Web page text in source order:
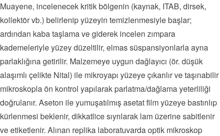
Muayene, incelenecek kritik bölgenin (kaynak, ITAB, dirsek,
kollektör vb.) belirlenip yüzeyin temizlenmesiyle başlar;
ardından kaba taşlama ve giderek incelen zımpara
kademeleriyle yüzey düzeltilir, elmas süspansiyonlarla ayna
parlaklığına getirilir. Malzemeye uygun dağlayıcı (ör. düşük
alaşımlı çelikte Nital) ile mikroyapı yüzeye çıkarılır ve taşınabilir
mikroskopla ön kontrol yapılarak parlatma/dağlama yeterliliği
doğrulanır. Aseton ile yumuşatılmış asetat film yüzeye bastırılıp
kürlenmesi beklenir, dikkatlice sıyrılarak lam üzerine sabitlenir
ve etiketlenir. Alınan replika laboratuvarda optik mikroskop